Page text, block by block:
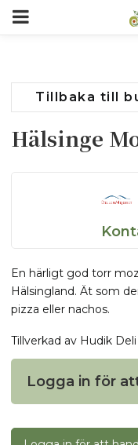
Tillbaka till
Hälsinge
En härligt god torr
Hälsingland. Ät som
pizza eller nachos.
Tillverkad av Hudik
Logga in för